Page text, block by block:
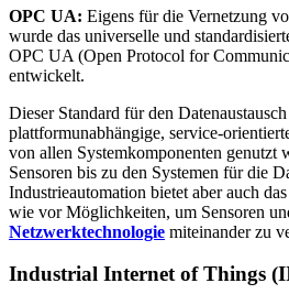
OPC UA: Eigens für die Vernetzung
wurde das universelle und
OPC UA (Open Protocol for
entwickelt.
Dieser Standard für den
plattformunabhängige, service-
von allen Systemkomponenten genutzt
Sensoren bis zu den Systemen für die
Industrieautomation bietet aber auch
wie vor Möglichkeiten, um Sensoren
Netzwerktechnologie miteinander zu
Industrial Internet of Things